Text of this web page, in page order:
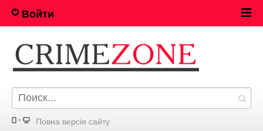
Войти
Повна версія сайту